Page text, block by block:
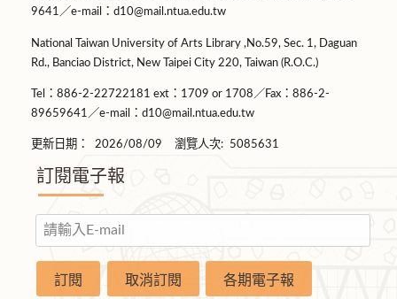
9641／e-mail：d10@mail.ntua.edu.tw
National Taiwan University of Arts Library ,No.59, Sec. 1, Daguan
Rd., Banciao District, New Taipei City 220, Taiwan (R.O.C.)
Tel：886-2-22722181 ext：1709 or 1708／Fax：886-2-
89659641／e-mail：d10@mail.ntua.edu.tw
更新日期： 2026/08/09 瀏覽人次: 5085631
訂閱電子報